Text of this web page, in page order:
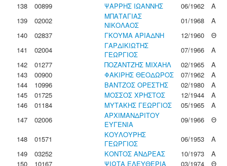
138
00899 ΨΑΡΡΗΣ ΙΩΑΝΝΗΣ 06/1962
Α
139
02002
ΜΠΑΤΑΓΙΑΣ
ΝΙΚΟΛΑΟΣ
01/1968
Α
140
02837 ΓΚΟΥΜΑ ΑΡΙΑΔΝΗ 12/1960
Θ
141
02004
ΓΑΡΔΙΚΙΩΤΗΣ
ΓΕΩΡΓΙΟΣ
07/1966
Α
142
01277 ΠΟΖΑΝΤΖΗΣ ΜΙΧΑΗΛ 02/1965
Α
143
00900 ΦΑΚΙΡΗΣ ΘΕΟΔΩΡΟΣ 07/1962
Α
144
10996 ΒΑΝΤΖΟΣ ΟΡΕΣΤΗΣ 02/1980
Α
145
01725 ΜΟΣΣΟΣ ΧΡΗΣΤΟΣ 12/1944
Α
146
01184 ΜΥΤΑΚΗΣ ΓΕΩΡΓΙΟΣ 05/1965
Α
147
02006
ΑΡΧΙΜΑΝΔΡΙΤΟΥ
ΕΥΓΕΝΙΑ
09/1966
Θ
148
01571
ΚΟΥΛΟΥΡΗΣ
ΓΕΩΡΓΙΟΣ
06/1953
Α
149
03252 ΚΟΝΤΟΣ ΑΝΔΡΕΑΣ 10/1973
Α
150
10167 ΨΙΩΤΑ ΕΛΕΥΘΕΡΙΑ 03/1974
Θ